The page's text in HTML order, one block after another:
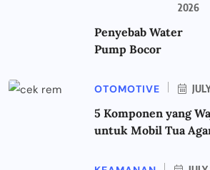
2026
Penyebab Water
Pump Bocor
OTOMOTIVE
5 Komponen yang
untuk Mobil Tua